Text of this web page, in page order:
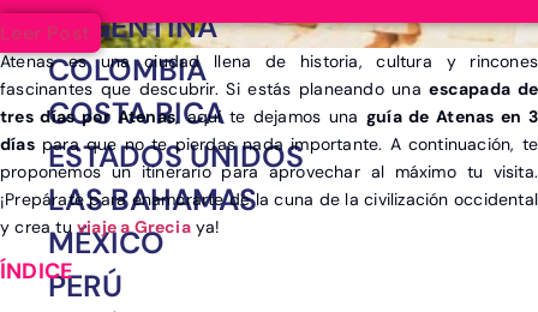
ARGENTINA
COLOMBIA
COSTA RICA
ESTADOS UNIDOS
LAS BAHAMAS
MÉXICO
PERÚ
Leer Post
Atenas es una ciudad llena de historia, cultura y rincones
fascinantes que descubrir. Si estás planeando unaescapada de
tres días por Atenas, aquí te dejamos una guía de Atenas en 3
díaspara que no te pierdas nada importante. A continuación, te
proponemos un itinerario para aprovechar al máximo tu visita.
¡Prepárate para enamorarte de la cuna de la civilización occidental
y crea tu viaje a Greciaya!